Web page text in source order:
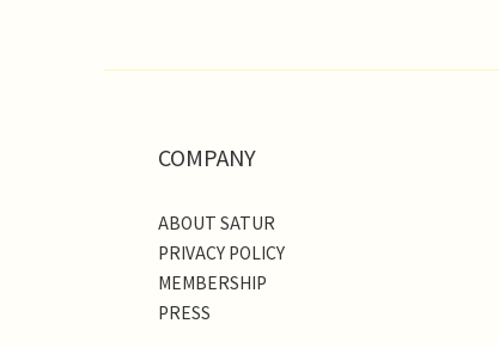
COMPANY
ABOUT SATUR
PRIVACY POLICY
MEMBERSHIP
PRESS